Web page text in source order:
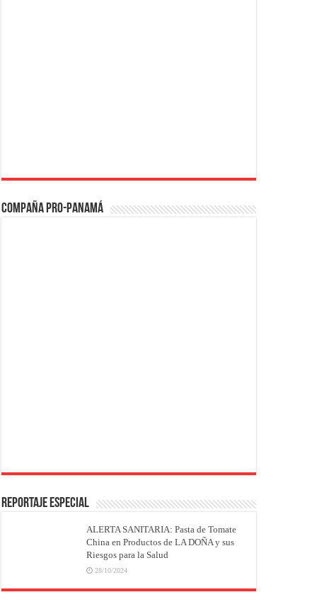
Compaña PRO-Panamá
REPORTAJE ESPECIAL
ALERTA SANITARIA: Pasta de Tomate
China en Productos de LA DOÑA y sus
Riesgos para la Salud
28/10/2024